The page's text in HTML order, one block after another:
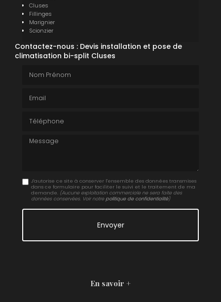
Cluses
Fillinges
Marignier
Scionzier
Contactez-nous : Devis installation et pose de
climatisation bi-split Cluses
Message
J'autorise ce site à conserver l'ensemble des données transmises
dans ce formulaire pour faciliter le suivi et le traitement de ma
demande. (Aucune exploitation commerciale ne sera faite des
données conservées. Voir notre politique de confidentialité)
En savoir +